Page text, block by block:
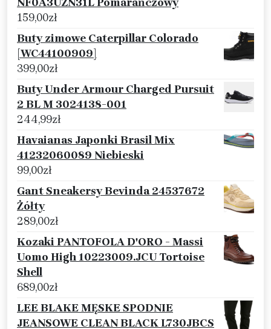
159,00zł
Buty zimowe Caterpillar Colorado
[WC44100909]
399,00zł
Buty Under Armour Charged Pursuit
2 BL M 3024138-001
244,99zł
Havaianas Japonki Brasil Mix
41232060089 Niebieski
99,00zł
Gant Sneakersy Bevinda 24537672
Żółty
289,00zł
Kozaki PANTOFOLA D'ORO - Massi
Uomo High 10223009.JCU Tortoise
Shell
689,00zł
LEE BLAKE MĘSKE SPODNIE
JEANSOWE CLEAN BLACK L730JBCS